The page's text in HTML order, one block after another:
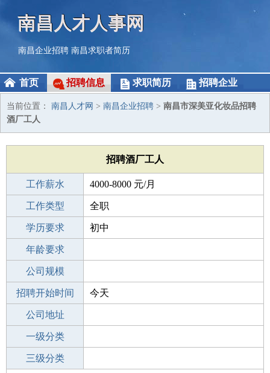
南昌人才人事网
南昌企业招聘 南昌求职者简历
首页 招聘信息 求职简历 招聘企业
当前位置： 南昌人才网 > 南昌企业招聘 > 南昌市深美亚化妆品招聘
酒厂工人
招聘酒厂工人
工作薪水 4000-8000 元/月
招聘人数 1人
工作类型 全职
性别要求 -
学历要求 初中
工作经验
年龄要求
工作地点
公司规模
公司电话
招聘开始时间 今天
招聘结束时间
公司地址
一级分类
二级分类
三级分类